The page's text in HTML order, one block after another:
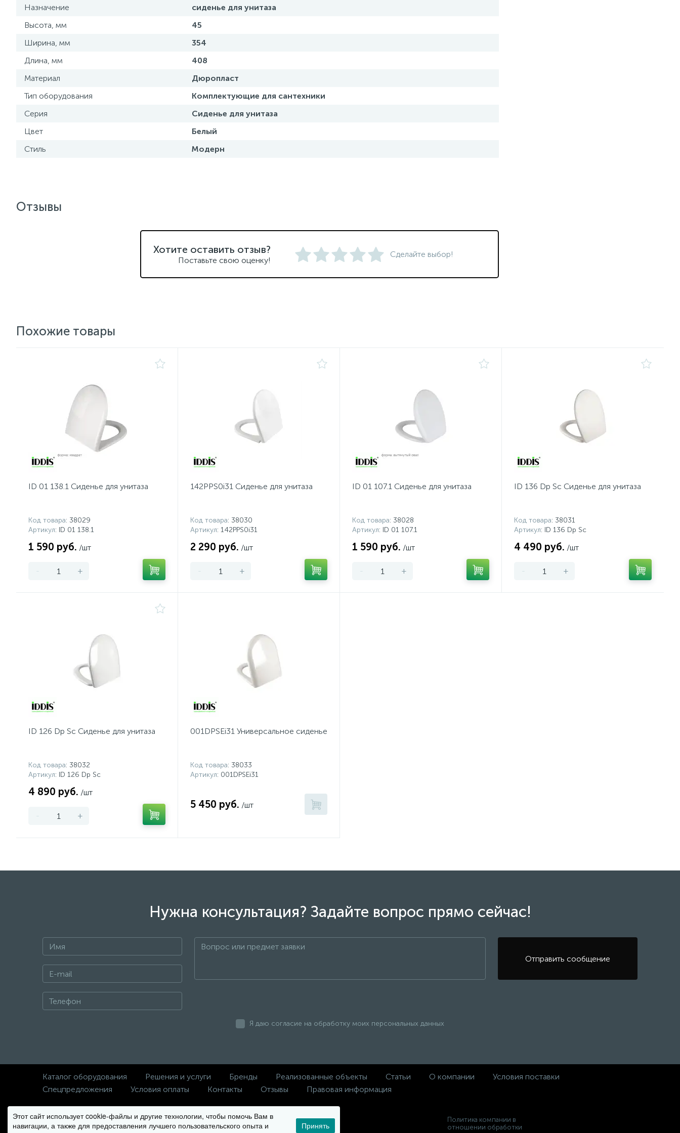
Назначение
сиденье для унитаза
Высота, мм
45
Ширина, мм
354
Длина, мм
408
Материал
Дюропласт
Тип оборудования
Комплектующие для сантехники
Серия
Сиденье для унитаза
Цвет
Белый
Стиль
Модерн
Отзывы
Хотите оставить отзыв?
Поставьте свою оценку!
Сделайте выбор!
Похожие товары
ID 01 138.1 Сиденье для унитаза
Код товара: 38029
Артикул: ID 01 138.1
1 590 руб. /шт
- +
142PPS0i31 Сиденье для унитаза
Код товара: 38030
Артикул: 142PPS0i31
2 290 руб. /шт
- +
ID 01 107.1 Сиденье для унитаза
Код товара: 38028
Артикул: ID 01 107.1
1 590 руб. /шт
- +
ID 136 Dp Sc Сиденье для унитаза
Код товара: 38031
Артикул: ID 136 Dp Sc
4 490 руб. /шт
- +
ID 126 Dp Sc Сиденье для унитаза
Код товара: 38032
Артикул: ID 126 Dp Sc
4 890 руб. /шт
- +
001DPSEi31 Универсальное сиденье
Код товара: 38033
Артикул: 001DPSEi31
5 450 руб. /шт
Нужна консультация? Задайте вопрос прямо сейчас!
Отправить сообщение
Я даю согласие на обработку моих персональных данных
Каталог оборудования Решения и услуги Бренды Реализованные объекты Статьи О компании
Условия поставки
Спецпредложения
Условия оплаты Контакты Отзывы Правовая информация
© Copyright 2012-2026 Climbo.ru
Вся информация на сайте носит справочный характер и
Политика компании в
отношении обработки
Этот сайт использует cookie-файлы и другие технологии, чтобы помочь Вам в
навигации, а также для предоставления лучшего пользовательского опыта и
Принять